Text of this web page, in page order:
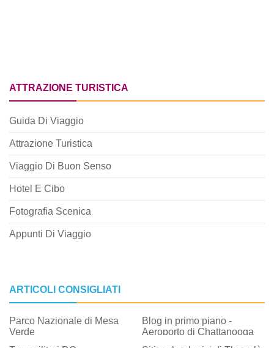
ATTRAZIONE TURISTICA
Guida Di Viaggio
Attrazione Turistica
Viaggio Di Buon Senso
Hotel E Cibo
Fotografia Scenica
Appunti Di Viaggio
ARTICOLI CONSIGLIATI
Parco Nazionale di Mesa
Verde
Blog in primo piano -
Aeroporto di Chattanooga